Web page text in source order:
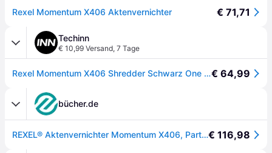
Rexel Momentum X406 Aktenvernichter € 71,71
Techinn
€ 10,99 Versand, 7 Tage
Rexel Momentum X406 Shredder Schwarz One Size / EU Plug 220V€ 64,99
bücher.de
REXEL® Aktenvernichter Momentum X406, Partikelschnitt 4 x 28 mm - Schwarz€ 116,98